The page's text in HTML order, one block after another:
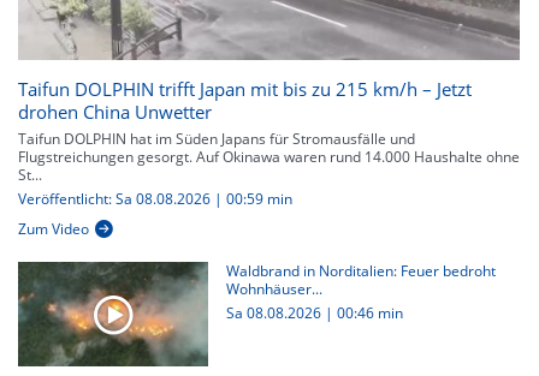
Taifun DOLPHIN trifft Japan mit bis zu 215 km/h – Jetzt
drohen China Unwetter
Taifun DOLPHIN hat im Süden Japans für Stromausfälle und
Flugstreichungen gesorgt. Auf Okinawa waren rund 14.000 Haushalte ohne
St...
Veröffentlicht: Sa 08.08.2026 | 00:59 min
Zum Video
Waldbrand in Norditalien: Feuer bedroht
Wohnhäuser...
Sa 08.08.2026 | 00:46 min